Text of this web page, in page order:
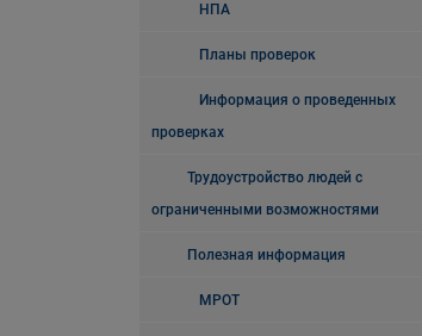
НПА
Планы проверок
Информация о проведенных
проверках
Трудоустройство людей с
ограниченными возможностями
Полезная информация
МРОТ